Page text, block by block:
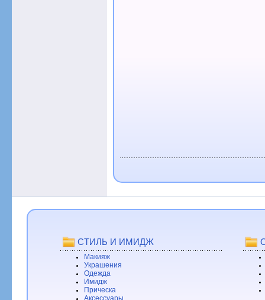
СТИЛЬ И ИМИДЖ
Макияж
Украшения
Одежда
Имидж
Прическа
Аксессуары